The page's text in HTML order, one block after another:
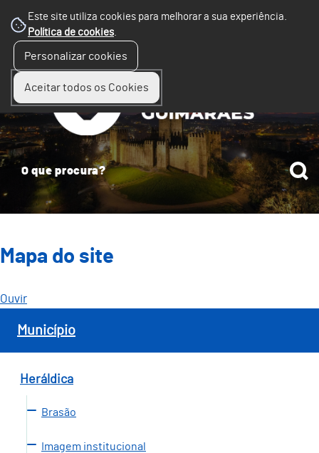
Este site utiliza cookies para melhorar a sua experiência.
Política de cookies.
Personalizar cookies
Aceitar todos os Cookies
Mapa do site
Ouvir
Município
Heráldica
Brasão
Imagem institucional